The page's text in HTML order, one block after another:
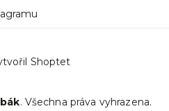
Shoptet
. Všechna práva vyhrazena.